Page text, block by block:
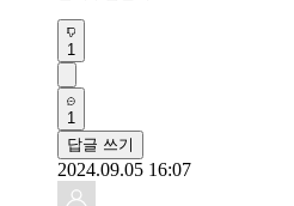
1
1
답글 쓰기
2024.09.05 16:07